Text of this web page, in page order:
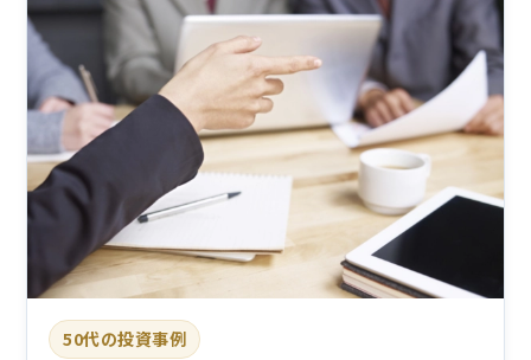
50代の投資事例